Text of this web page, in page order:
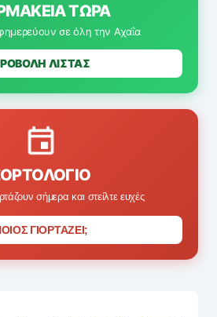
ΤΏΡΑ
σε όλη την Αχαΐα
ΛΙΣΤΑΣ
σήμερα και στείλτε ευχές
ΓΙΟΡΤΑΖΕΙ;